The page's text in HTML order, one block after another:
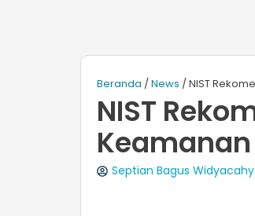
Beranda /News / NIST
NIST
Septian Bagus